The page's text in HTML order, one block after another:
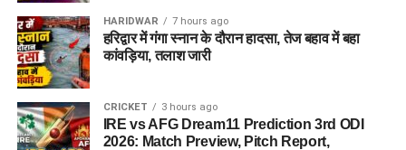
HARIDWAR 7 hours ago
हरिद्वार में गंगा स्नान के दौरान हादसा, तेज बहाव में बहा
कांवड़िया, तलाश जारी
CRICKET 3 hours ago
IRE vs AFG Dream11 Prediction 3rd ODI
2026: Match Preview, Pitch Report,